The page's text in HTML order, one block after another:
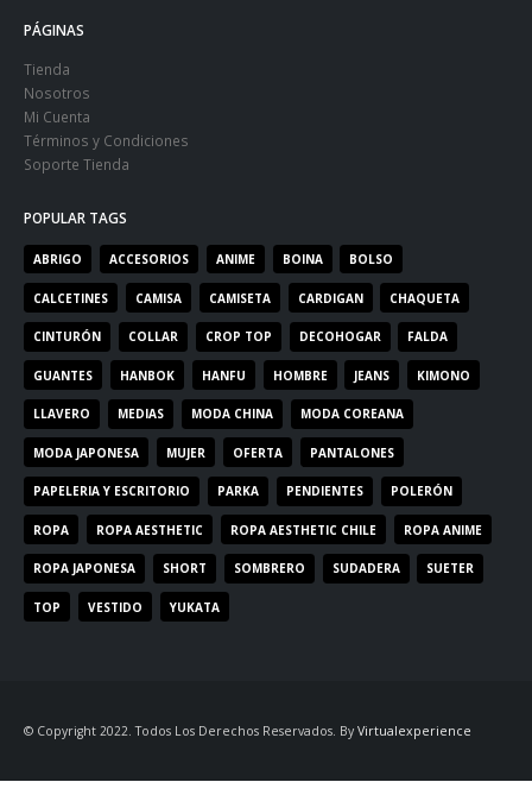
PÁGINAS
Tienda
Nosotros
Mi Cuenta
Términos y Condiciones
Soporte Tienda
POPULAR TAGS
ABRIGO ACCESORIOS ANIME BOINA BOLSO
CALCETINES CAMISA CAMISETA CARDIGAN CHAQUETA
CINTURÓN COLLAR CROP TOP DECOHOGAR FALDA
GUANTES HANBOK HANFU HOMBRE JEANS KIMONO
LLAVERO MEDIAS MODA CHINA MODA COREANA
MODA JAPONESA MUJER OFERTA PANTALONES
PAPELERIA Y ESCRITORIO PARKA PENDIENTES POLERÓN
ROPA ROPA AESTHETIC ROPA AESTHETIC CHILE ROPA ANIME
ROPA JAPONESA SHORT SOMBRERO SUDADERA SUETER
TOP VESTIDO YUKATA
© Copyright 2022. Todos Los Derechos Reservados. By Virtualexperience